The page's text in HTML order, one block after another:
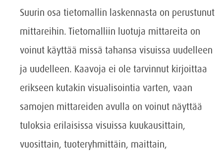
Suurin osa tietomallin laskennasta on perustunut
mittareihin. Tietomalliin luotuja mittareita on
voinut käyttää missä tahansa visuissa uudelleen
ja uudelleen. Kaavoja ei ole tarvinnut kirjoittaa
erikseen kutakin visualisointia varten, vaan
samojen mittareiden avulla on voinut näyttää
tuloksia erilaisissa visuissa kuukausittain,
vuosittain, tuoteryhmittäin, maittain,